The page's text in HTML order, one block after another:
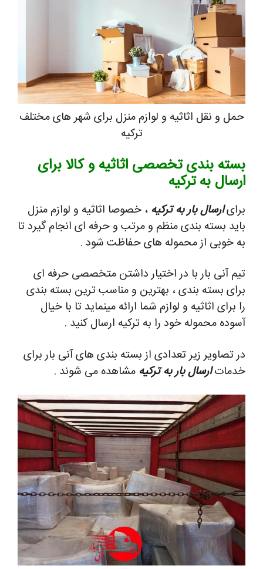
حمل و نقل اثاثیه و لوازم منزل برای شهر های مختلف
ترکیه
بسته بندی تخصصی اثاثیه و کالا برای
ارسال به ترکیه
برایارسال بار به ترکیه ، خصوصا اثاثیه و لوازم منزل
باید بسته بندی منظم و مرتب و حرفه ای انجام گیرد تا
به خوبی از محموله های حفاظت شود .
تیم آنی بار با در اختیار داشتن متخصصی حرفه ای
برای بسته بندی ، بهترین و مناسب ترین بسته بندی
را برای اثاثیه و لوازم شما ارائه مینماید تا با خیال
آسوده محموله خود را به ترکیه ارسال کنید .
در تصاویر زیر تعدادی از بسته بندی های آنی بار برای
خدماتارسال بار به ترکیه مشاهده می شوند .